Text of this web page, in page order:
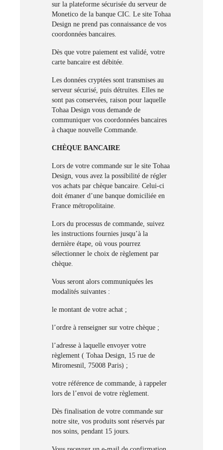
sur la plateforme sécurisée du serveur de
Monetico de la banque CIC. Le site Tohaa
Design ne prend pas connaissance de vos
coordonnées bancaires.
Dès que votre paiement est validé, votre
carte bancaire est débitée.
Les données cryptées sont transmises au
serveur sécurisé, puis détruites. Elles ne
sont pas conservées, raison pour laquelle
Tohaa Design vous demande de
communiquer vos coordonnées bancaires
à chaque nouvelle Commande.
CHÈQUE BANCAIRE
Lors de votre commande sur le site Tohaa
Design, vous avez la possibilité de régler
vos achats par chèque bancaire. Celui-ci
doit émaner d’une banque domiciliée en
France métropolitaine.
Lors du processus de commande, suivez
les instructions fournies jusqu’à la
dernière étape, où vous pourrez
sélectionner le choix de règlement par
chèque.
Vous seront alors communiquées les
modalités suivantes :
le montant de votre achat ;
l’ordre à renseigner sur votre chèque ;
l’adresse à laquelle envoyer votre
règlement ( Tohaa Design, 15 rue de
Miromesnil, 75008 Paris) ;
votre référence de commande, à rappeler
lors de l’envoi de votre règlement.
Dès finalisation de votre commande sur
notre site, vos produits sont réservés par
nos soins, pendant 15 jours.